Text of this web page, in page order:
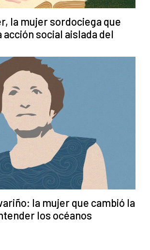
la mujer sordociega que
acción social aislada del
la mujer que cambió la
los océanos